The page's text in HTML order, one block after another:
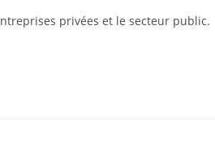
privées et le secteur public.